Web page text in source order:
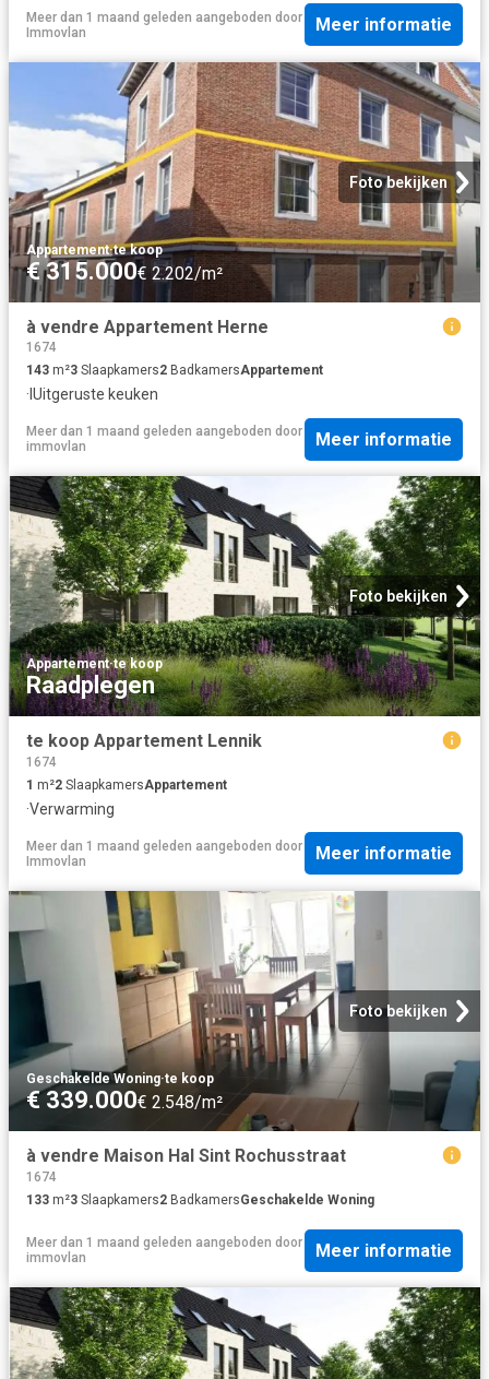
Meer dan 1 maand geleden aangeboden door
Immovlan
Meer informatie
Foto bekijken
Appartement·te koop
€ 315.000€ 2.202/m²
à vendre Appartement Herne
1674
143 m²3 Slaapkamers2 BadkamersAppartement
· IUitgeruste keuken
Meer dan 1 maand geleden aangeboden door
immovlan
Meer informatie
Foto bekijken
Appartement·te koop
Raadplegen
te koop Appartement Lennik
1674
1 m²2 SlaapkamersAppartement
·Verwarming
Meer dan 1 maand geleden aangeboden door
Immovlan
Meer informatie
Foto bekijken
Geschakelde Woning·te koop
€ 339.000€ 2.548/m²
à vendre Maison Hal Sint Rochusstraat
1674
133 m²3 Slaapkamers2 BadkamersGeschakelde Woning
Meer dan 1 maand geleden aangeboden door
immovlan
Meer informatie